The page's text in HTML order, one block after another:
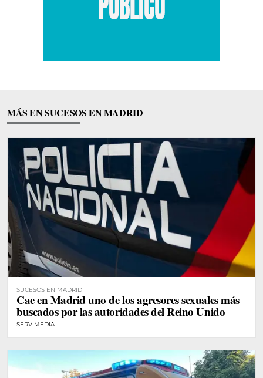
MÁS EN SUCESOS EN MADRID
SUCESOS EN MADRID
Cae en Madrid uno de los agresores sexuales más
buscados por las autoridades del Reino Unido
SERVIMEDIA